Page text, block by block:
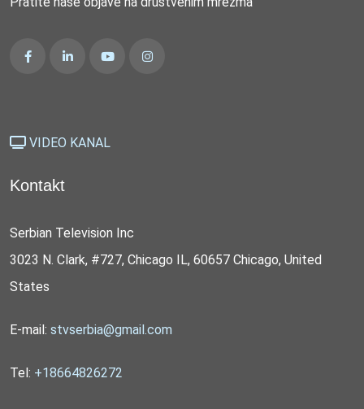
VIDEO KANAL
Kontakt
Serbian Television Inc
3023 N. Clark, #727, Chicago IL, 60657 Chicago, United
States
E-mail: stvserbia@gmail.com
Tel: +18664826272